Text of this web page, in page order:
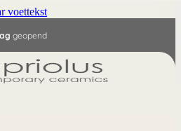
voettekst
geopend